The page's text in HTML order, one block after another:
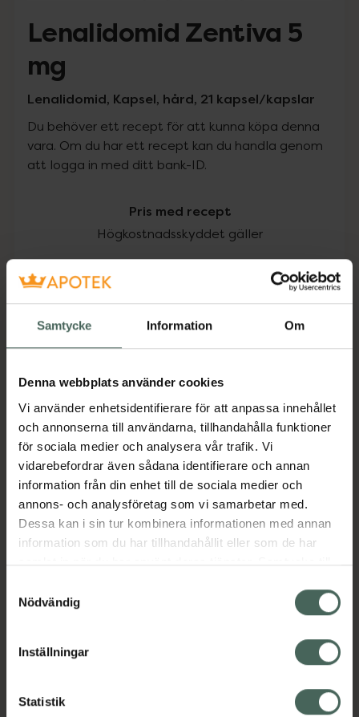
Samtycke Information Om
Denna webbplats använder cookies
Vi använder enhetsidentifierare för att anpassa innehållet
och annonserna till användarna, tillhandahålla funktioner
för sociala medier och analysera vår trafik. Vi
vidarebefordrar även sådana identifierare och annan
information från din enhet till de sociala medier och
annons- och analysföretag som vi samarbetar med.
Dessa kan i sin tur kombinera informationen med annan
information som du har tillhandahållit eller som de har
samlat in när du har använt deras tjänster. Samtycke till
återkalla ditt samtycke via webbplatsens
cookieinställningar. Ett återkallat samtycke påverkar inte
lagligheten av behandling som skett innan återkallelsen.
Nödvändig
Inställningar
Statistik
Lenalidomid Zentiva 5
mg
Lenalidomid, Kapsel, hård, 21 kapsel/kapslar
Du behöver ett recept för att kunna köpa denna
vara. Om du har ett recept kan du handla genom
att logga in med ditt bank-ID.
Pris med recept
Högkostnadsskyddet gäller
2111,25 kr
I apotek:2111,25 kr
Köp via ditt recept
Aktuella erbjudanden
Beskrivning
EAN:08594739258365
Bipacksedel från FASS Visa
syd till Lappland i norr, och online i mobilen och på
datorn. Oavsett vem du är så är det vårt uppdrag att